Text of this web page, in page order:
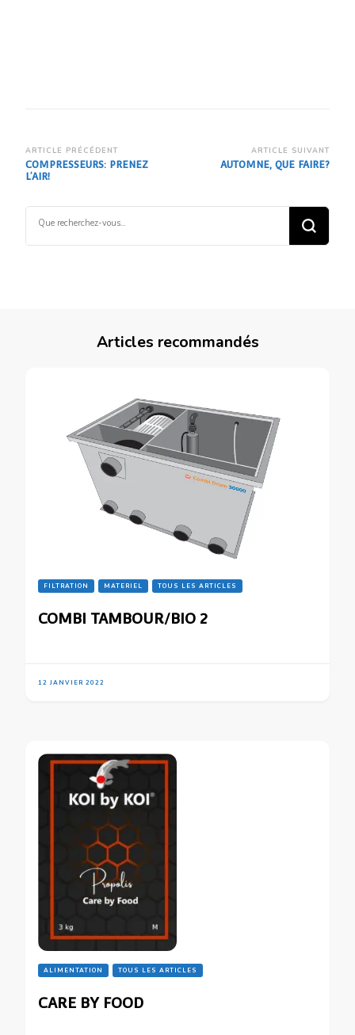
Navigation
d’article
ARTICLE PRÉCÉDENT
COMPRESSEURS: PRENEZ
L’AIR!
ARTICLE SUIVANT
AUTOMNE, QUE FAIRE?
recherchiez
quelque
Articles recommandés
FILTRATION MATERIEL TOUS LES ARTICLES
COMBI TAMBOUR/BIO 2
12 JANVIER 2022
ALIMENTATION TOUS LES ARTICLES
CARE BY FOOD